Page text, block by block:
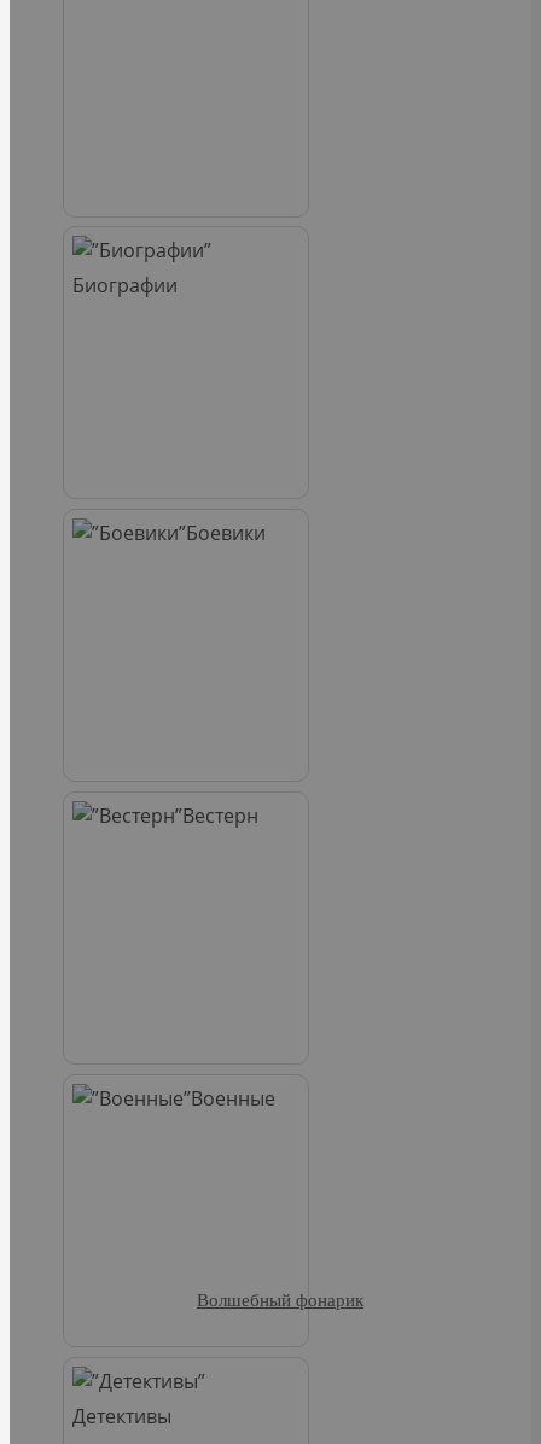
Биографии
Боевики
Вестерн
Военные
Детективы
Волшебный фонарик